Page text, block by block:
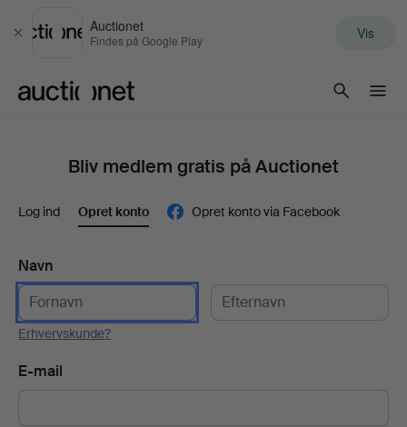
Luk
Auctionet
Findes på Google Play Vis
Bliv medlem gratis på Auctionet
Log ind Opret konto Opret konto via Facebook
Navn
Erhvervskunde?
E-mail